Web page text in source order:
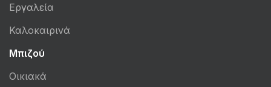
Εργαλεία
Καλοκαιρινά
Μπιζού
Οικιακά